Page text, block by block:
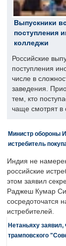
Выпускники
поступления
колледжи
Российские
поступления
числе в
заведения.
тем, кто
чаще смотрят в
Министр обороны
истребитель
Индия не
российские
этом заявил
Раджеш Кумар
сосредоточатся
истребителей.
Нетаньяху
трамповского